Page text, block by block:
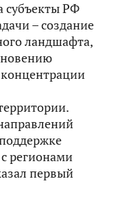
субъекты РФ
– создание
ландшафта,
регионами
первый